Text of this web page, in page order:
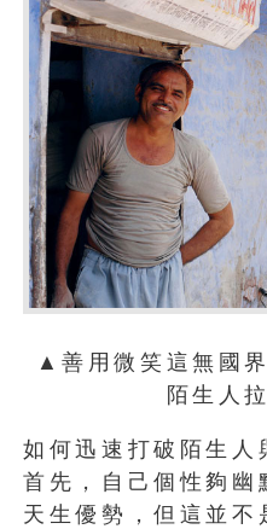
▲善用微笑這無國
陌生人
如何迅速打破陌生人
首先，自己個性夠幽
天生優勢，但這並不